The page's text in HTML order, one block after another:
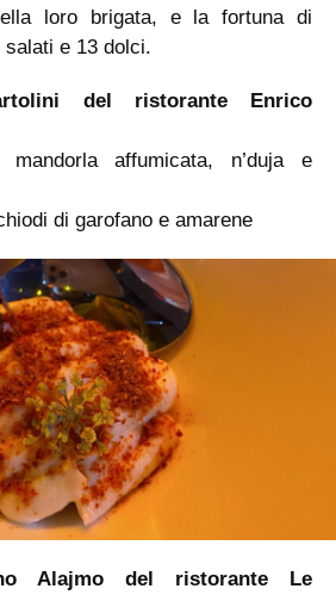
loro brigata, e la fortuna di
e 13 dolci.
del ristorante Enrico
mandorla affumicata, n’duja e
di garofano e amarene
Alajmo del ristorante Le